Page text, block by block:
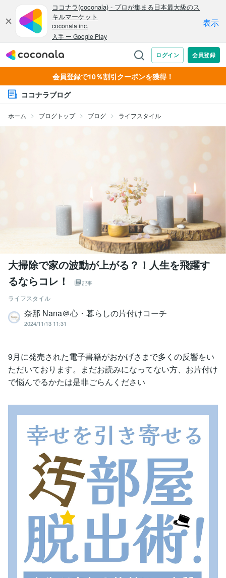
会員登録で10％割引クーポンを獲得！
ココナラブログ
ホーム ブログトップ ブログ ライフスタイル
大掃除で家の波動が上がる？！人生を飛躍す
るならコレ！
記事
ライフスタイル
奈那 Nana＠心・暮らしの片付けコーチ
2024/11/13 11:31
9月に発売された電子書籍がおかげさまで多くの反響をい
ただいております。まだお読みになってない方、お片付け
で悩んでるかたは是非ごらんください